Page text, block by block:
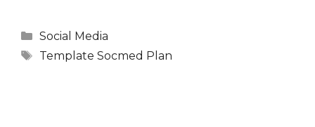
Kategori
Social Media
Tag
Template Socmed Plan